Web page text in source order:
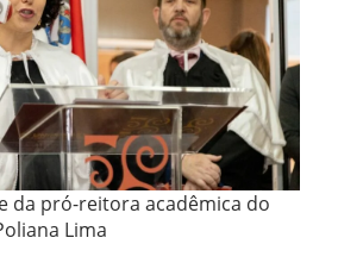
da pró-reitora acadêmica do
Lima